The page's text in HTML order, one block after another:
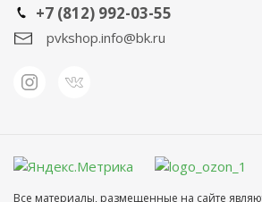
+7 (812) 992-03-55
pvkshop.info@bk.ru
Все материалы, размещенные на сайте